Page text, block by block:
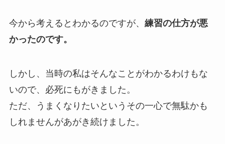
今から考えるとわかるのですが、 練習の仕方が悪
かったのです。
しかし、当時の私はそんなことがわかるわけもな
いので、必死にもがきました。
ただ、うまくなりたいというその一心で無駄かも
しれませんがあがき続けました。